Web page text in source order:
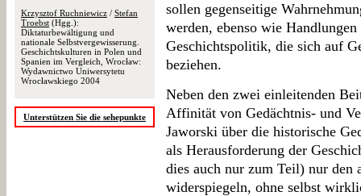
Krzysztof Ruchniewicz / Stefan
Troebst (Hgg.):
Diktaturbewältigung und
nationale Selbstvergewisserung.
Geschichtskulturen in Polen und
Spanien im Vergleich, Wrocław:
Wydawnictwo Uniwersytetu
Wrocławskiego 2004
Unterstützen Sie die sehepunkte
sollen gegenseitige
werden, ebenso wie
Geschichtspolitik, die sich auf
beziehen.
Neben den zwei einleitenden
Affinität von Gedächtnis- und
Jaworski über die historische
als Herausforderung der
dies auch nur zum Teil) nur den
widerspiegeln, ohne selbst